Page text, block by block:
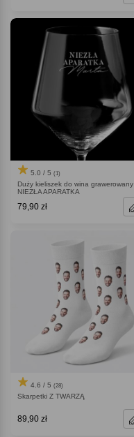
5.0 / 5 (1)
Duży kieliszek do wina grawerowany
NIEZŁA APARATKA
79,90 zł
4.6 / 5 (28)
Skarpetki Z TWARZĄ
89,90 zł